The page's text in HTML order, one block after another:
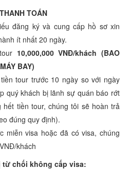
TOÁN
đăng ký và cung cấp hồ sơ xin
ít nhất 20 ngày.
10,000,000 VNĐ/khách (BAO
BAY)
tour trước 10 ngày so với ngày
quý khách bị lãnh sự quán báo rớt
hết tiền tour, chúng tôi sẽ hoàn trả
đúng quy định).
miễn visa hoặc đã có visa, chúng
khách
chối không cấp visa: